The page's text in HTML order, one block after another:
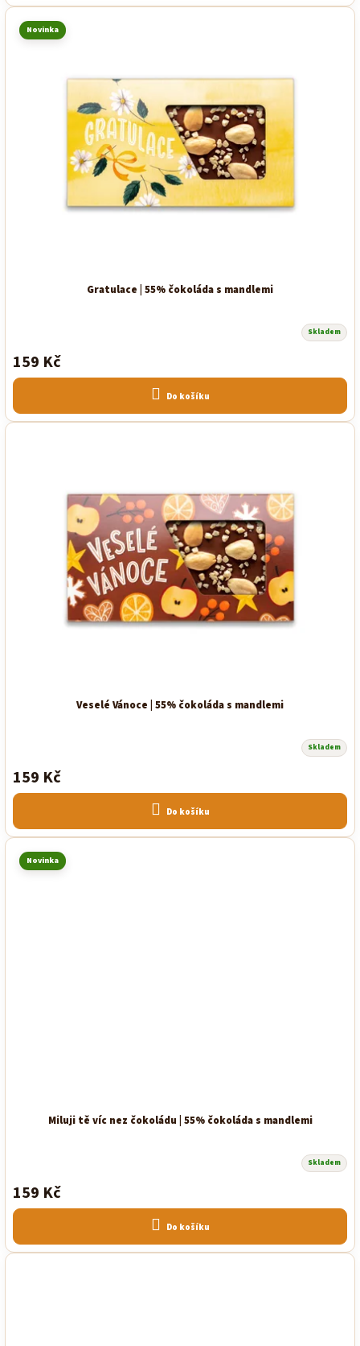
Novinka
Gratulace | 55% čokoláda s mandlemi
Skladem
159 Kč
Do košíku
Veselé Vánoce | 55% čokoláda s mandlemi
Skladem
159 Kč
Do košíku
Novinka
Miluji tě víc nez čokoládu | 55% čokoláda s mandlemi
Skladem
159 Kč
Do košíku